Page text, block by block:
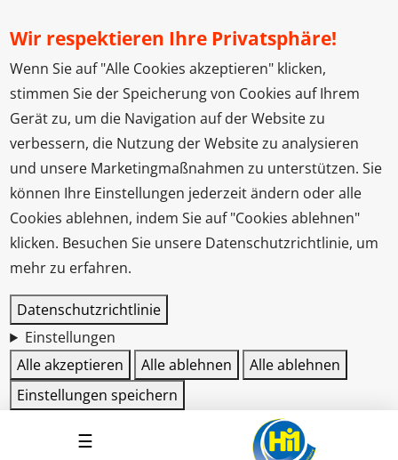
Wir respektieren Ihre Privatsphäre!
Wenn Sie auf "Alle Cookies akzeptieren" klicken,
stimmen Sie der Speicherung von Cookies auf Ihrem
Gerät zu, um die Navigation auf der Website zu
verbessern, die Nutzung der Website zu analysieren
und unsere Marketingmaßnahmen zu unterstützen. Sie
können Ihre Einstellungen jederzeit ändern oder alle
Cookies ablehnen, indem Sie auf "Cookies ablehnen"
klicken. Besuchen Sie unsere Datenschutzrichtlinie, um
mehr zu erfahren.
Datenschutzrichtlinie
Einstellungen
Alle akzeptieren
Alle ablehnen
Alle ablehnen
Einstellungen speichern
Navigation
☰